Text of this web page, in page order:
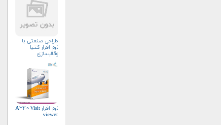
طراحی صنعتی با
نرم افزار کتیا
وقالبسازی
نرم افزار A۳۴۰ Visit
viewer